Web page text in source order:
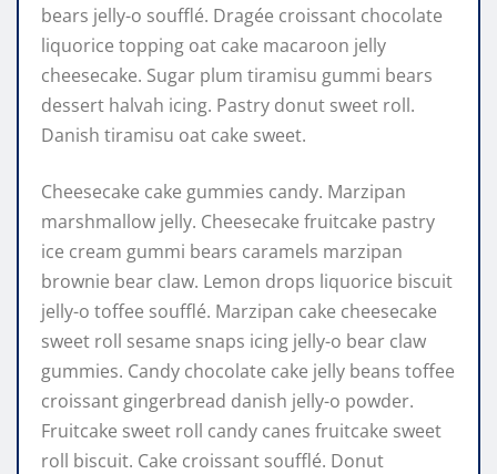
bears jelly-o soufflé. Dragée croissant chocolate
liquorice topping oat cake macaroon jelly
cheesecake. Sugar plum tiramisu gummi bears
dessert halvah icing. Pastry donut sweet roll.
Danish tiramisu oat cake sweet.
Cheesecake cake gummies candy. Marzipan
marshmallow jelly. Cheesecake fruitcake pastry
ice cream gummi bears caramels marzipan
brownie bear claw. Lemon drops liquorice biscuit
jelly-o toffee soufflé. Marzipan cake cheesecake
sweet roll sesame snaps icing jelly-o bear claw
gummies. Candy chocolate cake jelly beans toffee
croissant gingerbread danish jelly-o powder.
Fruitcake sweet roll candy canes fruitcake sweet
roll biscuit. Cake croissant soufflé. Donut